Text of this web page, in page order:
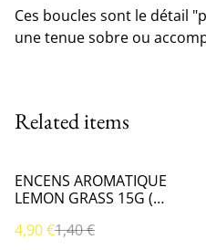
Ces boucles sont le détail
une tenue sobre ou
Related items
%
ENCENS AROMATIQUE
LEMON GRASS 15G (
4,90 €1,40 €